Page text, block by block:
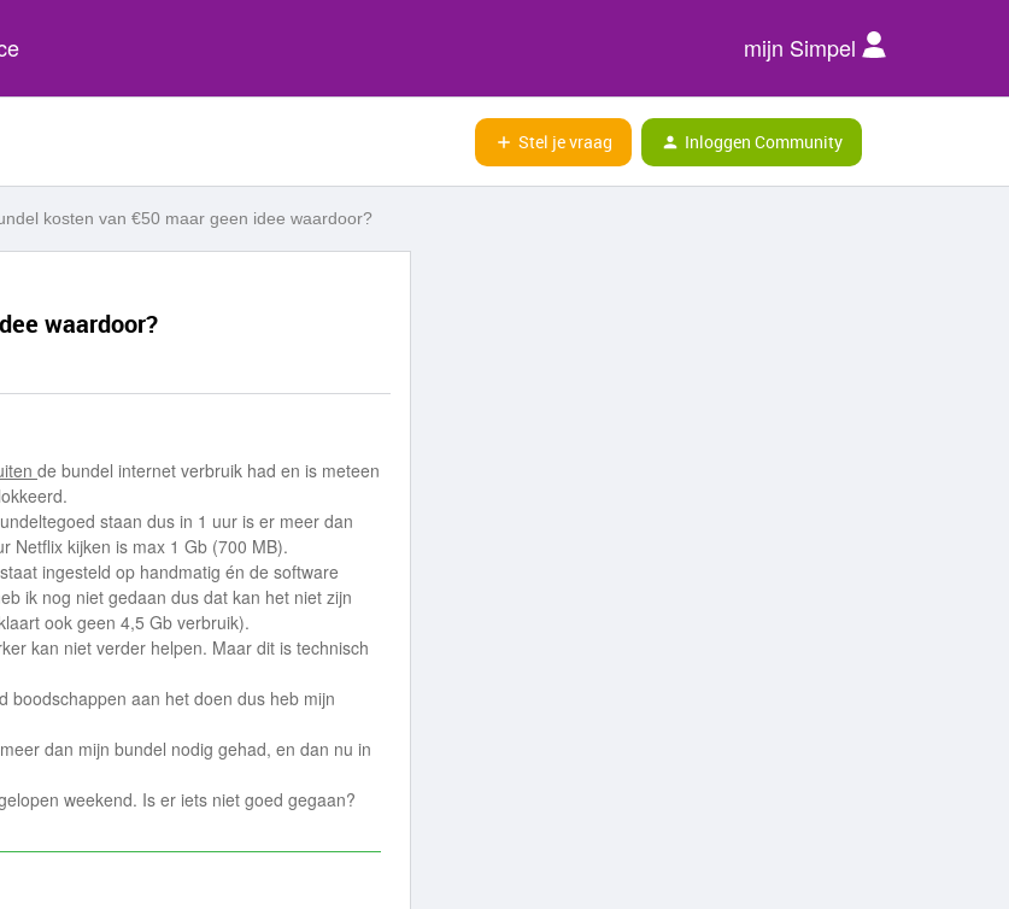
mijn Simpel
Stel je vraag Inloggen Community
kosten van €50 maar geen idee waardoor?
waardoor?
de bundel internet verbruik had en is meteen
staan dus in 1 uur is er meer dan
Netflix kijken is max 1 Gb (700 MB).
ingesteld op handmatig én de software
ik nog niet gedaan dus dat kan het niet zijn
ook geen 4,5 Gb verbruik).
kan niet verder helpen. Maar dit is technisch
boodschappen aan het doen dus heb mijn
dan mijn bundel nodig gehad, en dan nu in
weekend. Is er iets niet goed gegaan?